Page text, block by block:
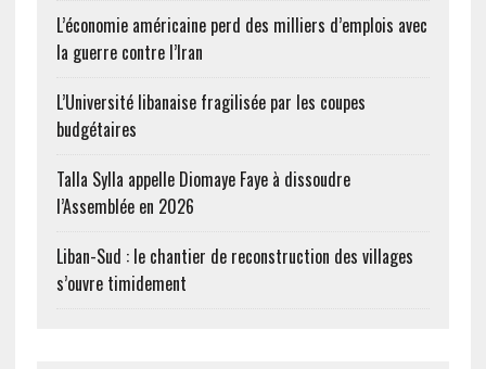
L’économie américaine perd des milliers d’emplois avec
la guerre contre l’Iran
L’Université libanaise fragilisée par les coupes
budgétaires
Talla Sylla appelle Diomaye Faye à dissoudre
l’Assemblée en 2026
Liban-Sud : le chantier de reconstruction des villages
s’ouvre timidement